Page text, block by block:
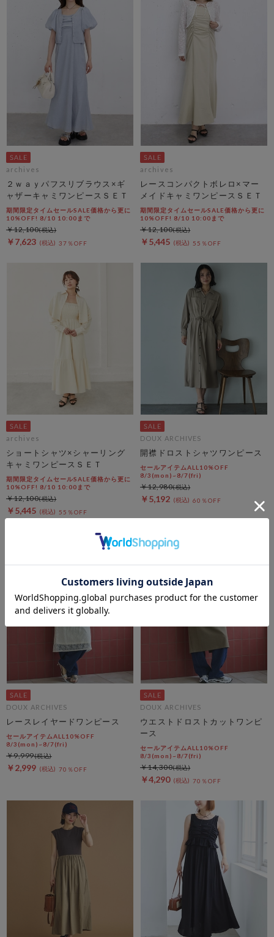
archives
２ｗａｙパフスリブラウス×ギ
ャザーキャミワンピースＳＥＴ
期間限定タイムセールSALE価格から更に
10%OFF! 8/10 10:00まで
￥7,623 37％OFF
￥12,100
archives
レースコンパクトボレロ×マー
メイドキャミワンピースＳＥＴ
期間限定タイムセールSALE価格から更に
10%OFF! 8/10 10:00まで
￥5,445 55％OFF
￥12,100
archives
ショートシャツ×シャーリング
キャミワンピースＳＥＴ
期間限定タイムセールSALE価格から更に
10%OFF! 8/10 10:00まで
￥5,445 55％OFF
￥12,100
DOUX ARCHIVES
開襟ドロストシャツワンピース
セールアイテムALL10%OFF
8/3(mon)~8/7(fri)
￥5,192 60％OFF
￥12,980
DOUX ARCHIVES
レースレイヤードワンピース
セールアイテムALL10%OFF
8/3(mon)~8/7(fri)
￥2,999 70％OFF
￥9,999
DOUX ARCHIVES
ウエストドロストカットワンピ
ース
セールアイテムALL10%OFF
8/3(mon)~8/7(fri)
￥4,290 70％OFF
￥14,300